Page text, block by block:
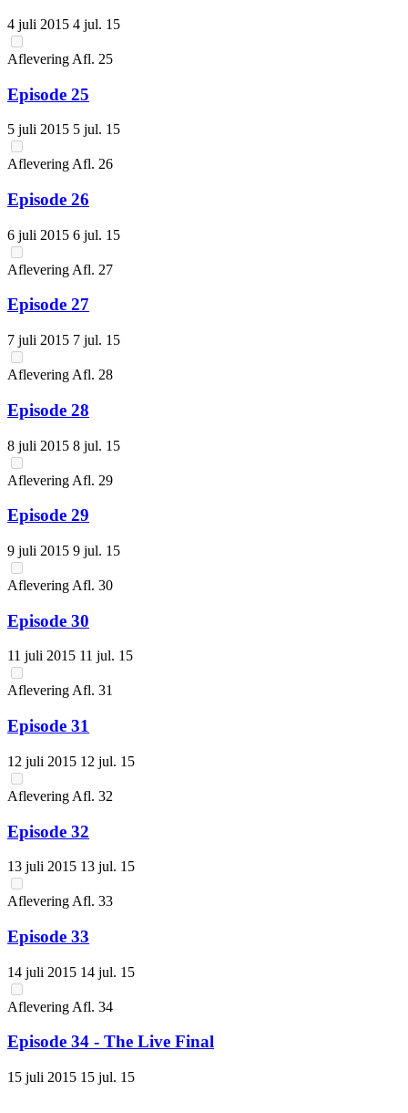
4 juli 2015 4 jul. 15
Aflevering Afl. 25
Episode 25
5 juli 2015 5 jul. 15
Aflevering Afl. 26
Episode 26
6 juli 2015 6 jul. 15
Aflevering Afl. 27
Episode 27
7 juli 2015 7 jul. 15
Aflevering Afl. 28
Episode 28
8 juli 2015 8 jul. 15
Aflevering Afl. 29
Episode 29
9 juli 2015 9 jul. 15
Aflevering Afl. 30
Episode 30
11 juli 2015 11 jul. 15
AfleveringAfl. 31
Episode 31
12 juli 2015 12 jul. 15
Aflevering Afl. 32
Episode 32
13 juli 2015 13 jul. 15
Aflevering Afl. 33
Episode 33
14 juli 2015 14 jul. 15
Aflevering Afl. 34
Episode 34 - The Live Final
15 juli 2015 15 jul. 15